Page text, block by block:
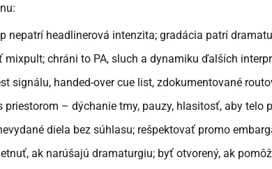
nepatrí headlinerová intenzita; gradácia patrí
mixpult; chráni to PA, sluch a dynamiku ďalších
signálu, handed-over cue list, zdokumentované
priestorom – dýchanie tmy, pauzy, hlasitosť, aby telo
diela bez súhlasu; rešpektovať promo
ak narúšajú dramaturgiu; byť otvorený, ak